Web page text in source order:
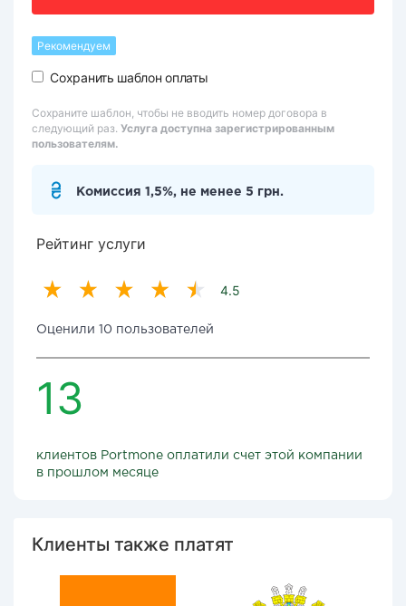
Рекомендуем
Сохранить шаблон оплаты
Сохраните шаблон, чтобы не вводить номер договора в
следующий раз. Услуга доступна зарегистрированным
пользователям.
Комиссия 1,5%, не менее 5 грн.
Рейтинг услуги
4.5
Оценили 10 пользователей
13
клиентов Portmone оплатили счет этой компании
в прошлом месяце
Клиенты также платят